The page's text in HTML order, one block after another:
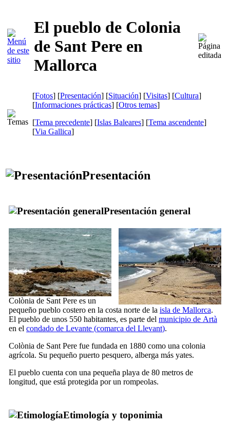
El pueblo de Colonia
de Sant Pere en
Mallorca
[Fotos] [Presentación] [Situación] [Visitas] [Cultura]
[Informaciones prácticas] [Otros temas]
[Tema precedente] [Islas Baleares] [Tema ascendente]
[Via Gallica]
Presentación
Presentación general
Colònia de Sant Pere es un
pequeño pueblo costero en la costa norte de la isla de Mallorca.
El pueblo de unos 550 habitantes, es parte del municipio de Artà
en el condado de Levante (comarca del Llevant).
Colònia de Sant Pere fue fundada en 1880 como una colonia
agrícola. Su pequeño puerto pesquero, alberga más yates.
El pueblo cuenta con una pequeña playa de 80 metros de
longitud, que está protegida por un rompeolas.
Etimología y toponimia